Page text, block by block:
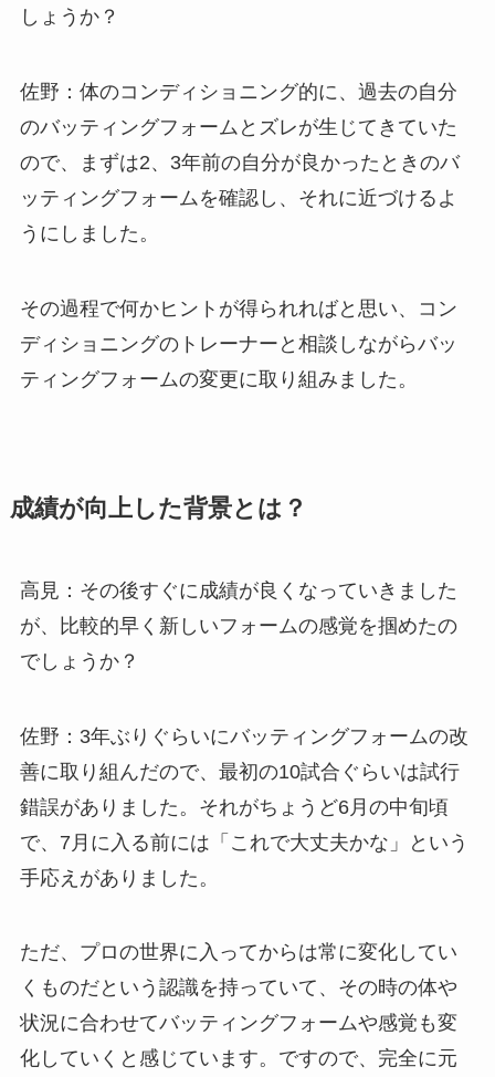
しょうか？
佐野：体のコンディショニング的に、過去の自分
のバッティングフォームとズレが生じてきていた
ので、まずは2、3年前の自分が良かったときのバ
ッティングフォームを確認し、それに近づけるよ
うにしました。
その過程で何かヒントが得られればと思い、コン
ディショニングのトレーナーと相談しながらバッ
ティングフォームの変更に取り組みました。
成績が向上した背景とは？
高見：その後すぐに成績が良くなっていきました
が、比較的早く新しいフォームの感覚を掴めたの
でしょうか？
佐野：3年ぶりぐらいにバッティングフォームの改
善に取り組んだので、最初の10試合ぐらいは試行
錯誤がありました。それがちょうど6月の中旬頃
で、7月に入る前には「これで大丈夫かな」という
手応えがありました。
ただ、プロの世界に入ってからは常に変化してい
くものだという認識を持っていて、その時の体や
状況に合わせてバッティングフォームや感覚も変
化していくと感じています。ですので、完全に元